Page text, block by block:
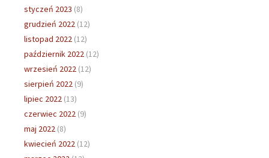
styczeń 2023 (8)
grudzień 2022 (12)
listopad 2022 (12)
październik 2022 (12)
wrzesień 2022 (12)
sierpień 2022 (9)
lipiec 2022 (13)
czerwiec 2022 (9)
maj 2022 (8)
kwiecień 2022 (12)